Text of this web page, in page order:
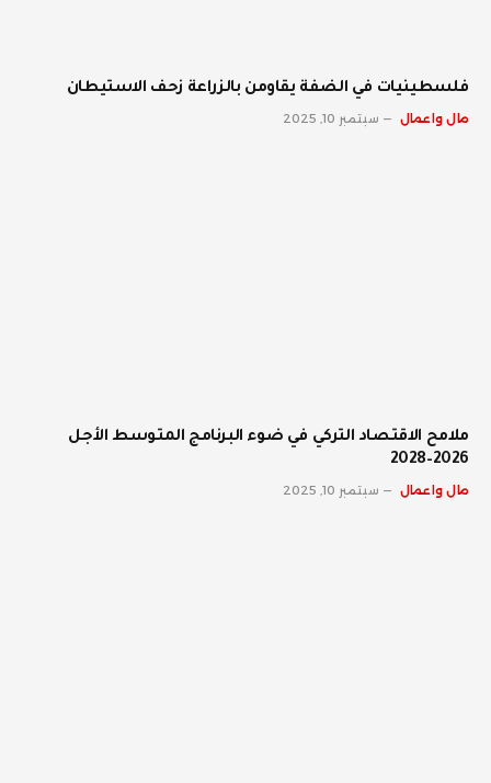
فلسطينيات في الضفة يقاومن بالزراعة زحف الاستيطان
مال واعمال سبتمبر 10, 2025
ملامح الاقتصاد التركي في ضوء البرنامج المتوسط الأجل
2026–2028
مال واعمال سبتمبر 10, 2025